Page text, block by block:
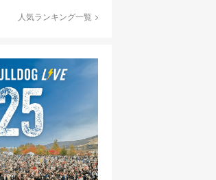
人気ランキング一覧